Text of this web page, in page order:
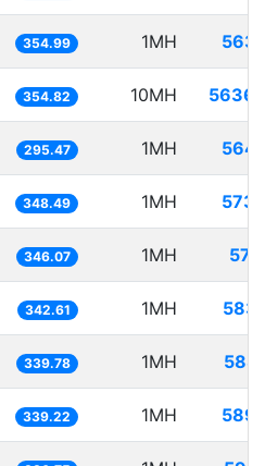
354.99 1MH
354.82 10MH
295.47 1MH
348.49 1MH
346.07 1MH
342.61 1MH
339.78 1MH
339.22 1MH